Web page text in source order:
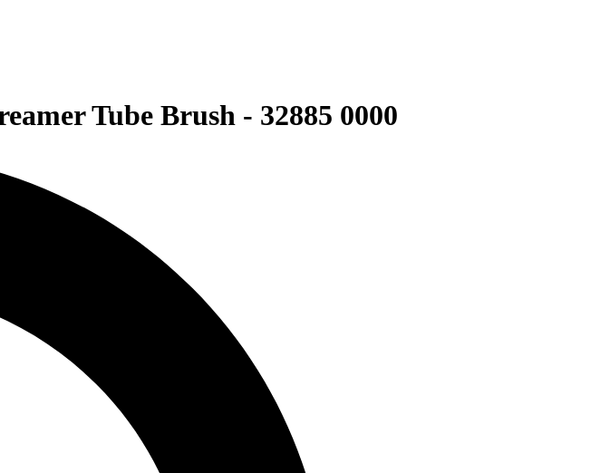
Tube Brush - 32885 0000